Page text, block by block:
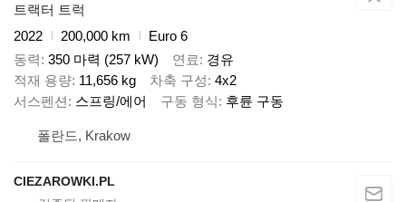
트랙터 트럭
2022
200,000 km
Euro 6
동력 350 마력 (257 kW) 연료
경유
적재 용량 11,656 kg 차축 구성 4x2
서스펜션
스프링/에어 구동 형식 후륜 구동
폴란드, Krakow
CIEZAROWKI.PL